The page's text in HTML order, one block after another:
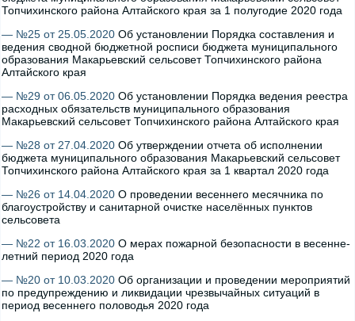
Топчихинского района Алтайского края за 1 полугодие 2020 года
— №25 от 25.05.2020 Об установлении Порядка составления и
ведения сводной бюджетной росписи бюджета муниципального
образования Макарьевский сельсовет Топчихинского района
Алтайского края
— №29 от 06.05.2020 Об установлении Порядка ведения реестра
расходных обязательств муниципального образования
Макарьевский сельсовет Топчихинского района Алтайского края
— №28 от 27.04.2020 Об утверждении отчета об исполнении
бюджета муниципального образования Макарьевский сельсовет
Топчихинского района Алтайского края за 1 квартал 2020 года
— №26 от 14.04.2020 О проведении весеннего месячника по
благоустройству и санитарной очистке населённых пунктов
сельсовета
— №22 от 16.03.2020 О мерах пожарной безопасности в весенне-
летний период 2020 года
— №20 от 10.03.2020 Об организации и проведении мероприятий
по предупреждению и ликвидации чрезвычайных ситуаций в
период весеннего половодья 2020 года